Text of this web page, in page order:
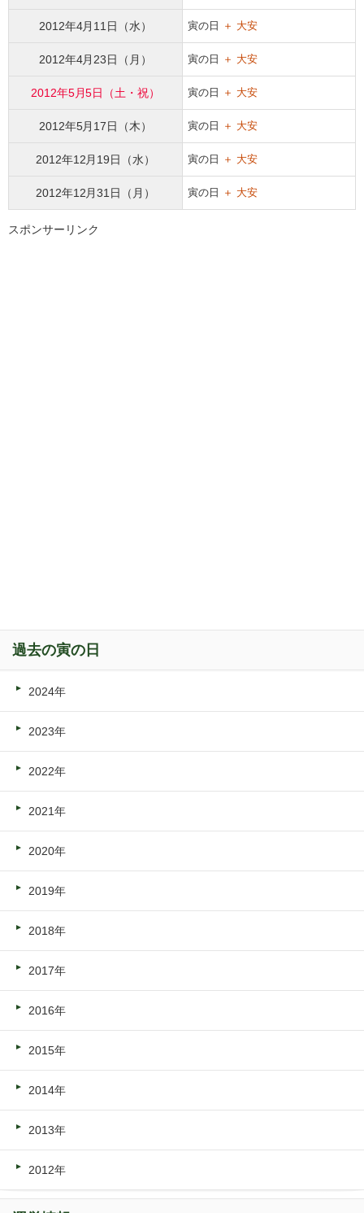
2012年4月11日（水） 寅の日 ＋ 大安
2012年4月23日（月） 寅の日 ＋ 大安
2012年5月5日（土・祝） 寅の日 ＋ 大安
2012年5月17日（木） 寅の日 ＋ 大安
2012年12月19日（水） 寅の日 ＋ 大安
2012年12月31日（月） 寅の日 ＋ 大安
スポンサーリンク
過去の寅の日
2024年
2023年
2022年
2021年
2020年
2019年
2018年
2017年
2016年
2015年
2014年
2013年
2012年